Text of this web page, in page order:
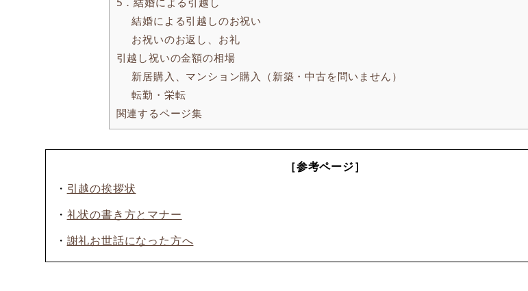
結婚による引越しのお祝い
お祝いのお返し、お礼
引越し祝いの金額の相場
新居購入、マンション購入（新築・中古を問いません）
転勤・栄転
関連するページ集
［参考ページ］
・ 引越の挨拶状
・ 礼状の書き方とマナー
・ 謝礼お世話になった方へ